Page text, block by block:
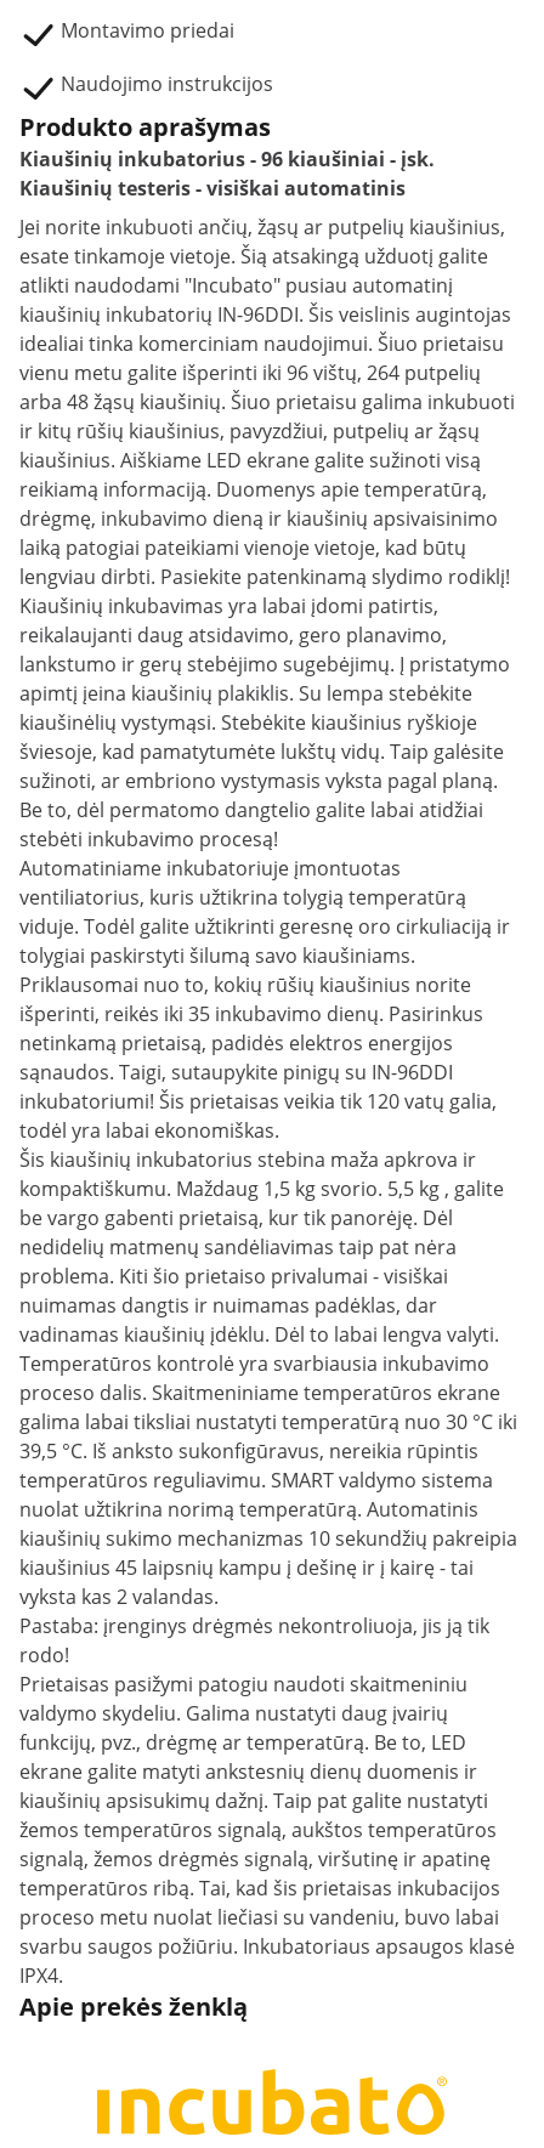
Montavimo priedai
Naudojimo instrukcijos
Produkto aprašymas
Kiaušinių inkubatorius - 96 kiaušiniai - įsk.
Kiaušinių testeris - visiškai automatinis
Jei norite inkubuoti ančių, žąsų ar putpelių kiaušinius,
esate tinkamoje vietoje. Šią atsakingą užduotį galite
atlikti naudodami "Incubato" pusiau automatinį
kiaušinių inkubatorių IN-96DDI. Šis veislinis augintojas
idealiai tinka komerciniam naudojimui. Šiuo prietaisu
vienu metu galite išperinti iki 96 vištų, 264 putpelių
arba 48 žąsų kiaušinių. Šiuo prietaisu galima inkubuoti
ir kitų rūšių kiaušinius, pavyzdžiui, putpelių ar žąsų
kiaušinius. Aiškiame LED ekrane galite sužinoti visą
reikiamą informaciją. Duomenys apie temperatūrą,
drėgmę, inkubavimo dieną ir kiaušinių apsivaisinimo
laiką patogiai pateikiami vienoje vietoje, kad būtų
lengviau dirbti. Pasiekite patenkinamą slydimo rodiklį!
Kiaušinių inkubavimas yra labai įdomi patirtis,
reikalaujanti daug atsidavimo, gero planavimo,
lankstumo ir gerų stebėjimo sugebėjimų. Į pristatymo
apimtį įeina kiaušinių plakiklis. Su lempa stebėkite
kiaušinėlių vystymąsi. Stebėkite kiaušinius ryškioje
šviesoje, kad pamatytumėte lukštų vidų. Taip galėsite
sužinoti, ar embriono vystymasis vyksta pagal planą.
Be to, dėl permatomo dangtelio galite labai atidžiai
stebėti inkubavimo procesą!
Automatiniame inkubatoriuje įmontuotas
ventiliatorius, kuris užtikrina tolygią temperatūrą
viduje. Todėl galite užtikrinti geresnę oro cirkuliaciją ir
tolygiai paskirstyti šilumą savo kiaušiniams.
Priklausomai nuo to, kokių rūšių kiaušinius norite
išperinti, reikės iki 35 inkubavimo dienų. Pasirinkus
netinkamą prietaisą, padidės elektros energijos
sąnaudos. Taigi, sutaupykite pinigų su IN-96DDI
inkubatoriumi! Šis prietaisas veikia tik 120 vatų galia,
todėl yra labai ekonomiškas.
Šis kiaušinių inkubatorius stebina maža apkrova ir
kompaktiškumu. Maždaug 1,5 kg svorio. 5,5 kg , galite
be vargo gabenti prietaisą, kur tik panorėję. Dėl
nedidelių matmenų sandėliavimas taip pat nėra
problema. Kiti šio prietaiso privalumai - visiškai
nuimamas dangtis ir nuimamas padėklas, dar
vadinamas kiaušinių įdėklu. Dėl to labai lengva valyti.
Temperatūros kontrolė yra svarbiausia inkubavimo
proceso dalis. Skaitmeniniame temperatūros ekrane
galima labai tiksliai nustatyti temperatūrą nuo 30 °C iki
39,5 °C. Iš anksto sukonfigūravus, nereikia rūpintis
temperatūros reguliavimu. SMART valdymo sistema
nuolat užtikrina norimą temperatūrą. Automatinis
kiaušinių sukimo mechanizmas 10 sekundžių pakreipia
kiaušinius 45 laipsnių kampu į dešinę ir į kairę - tai
vyksta kas 2 valandas.
Pastaba: įrenginys drėgmės nekontroliuoja, jis ją tik
rodo!
Prietaisas pasižymi patogiu naudoti skaitmeniniu
valdymo skydeliu. Galima nustatyti daug įvairių
funkcijų, pvz., drėgmę ar temperatūrą. Be to, LED
ekrane galite matyti ankstesnių dienų duomenis ir
kiaušinių apsisukimų dažnį. Taip pat galite nustatyti
žemos temperatūros signalą, aukštos temperatūros
signalą, žemos drėgmės signalą, viršutinę ir apatinę
temperatūros ribą. Tai, kad šis prietaisas inkubacijos
proceso metu nuolat liečiasi su vandeniu, buvo labai
svarbu saugos požiūriu. Inkubatoriaus apsaugos klasė
IPX4.
Apie prekės ženklą